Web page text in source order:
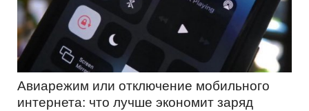
Авиарежим или отключение мобильного
интернета: что лучше экономит заряд